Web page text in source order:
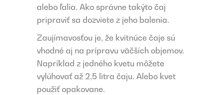
alebo ľalia. Ako správne takýto čaj
pripraviť sa dozviete z jeho balenia.
Zaujímavosťou je, že kvitnúce čaje sú
vhodné aj na prípravu väčších objemov.
Napríklad z jedného kvetu môžete
vylúhovať až 2,5 litra čaju. Alebo kvet
použiť opakovane.